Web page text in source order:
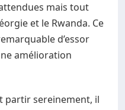
mais tout
et le Rwanda. Ce
d’essor
amélioration
partir sereinement, il